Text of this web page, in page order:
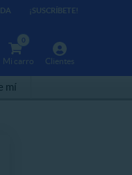
¡SUSCRÍBETE!
Clientes
0
Mi carro
mí